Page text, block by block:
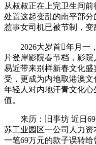
从叔叔正在上完卫生间
处置这起变乱的南平部
惹事女司机已被节制，变
2026大岁首年月一，
片登岸影院春节档，影
易近带来别样新春文化
受，更成为内地取港澳
年轻人对内地汗青文化
值。
来历：旧事坊 近日69
苏工业园区一公司人力
一笔69万元的款子误转